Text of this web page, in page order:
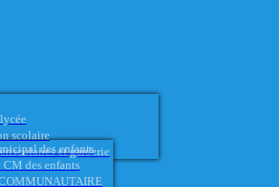
scolaire
et garderie
des enfants
CM des enfants